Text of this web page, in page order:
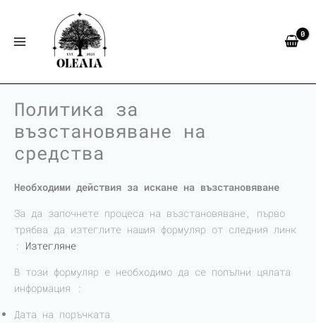
content
Политика за
възстановяване на
средства
Необходими действия за искане на възстановяване
За да започнете процеса на възстановяване, първо
трябва да изтеглите нашия формуляр от следния линк
: Изтегляне
В този формуляр е необходимо да се попълни цялата
информация :
Дата на поръчката